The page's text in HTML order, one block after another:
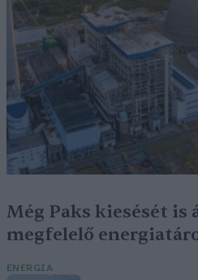
Még Paks kiesését is
megfelelő
ENERGIA